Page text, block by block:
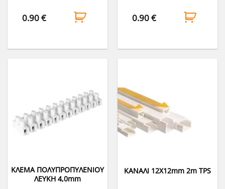
0.90€ 0.90€
ΚΛΕΜΑ ΠΟΛΥΠΡΟΠΥΛΕΝΙΟΥ
ΛΕΥΚΗ 4,0mm
ΚΑΝΑΛΙ 12Χ12mm 2m TPS